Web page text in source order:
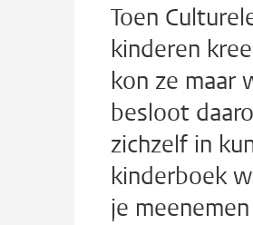
Toen
kinderen
kon ze maar
besloot
zichzelf in
kinderboek
je